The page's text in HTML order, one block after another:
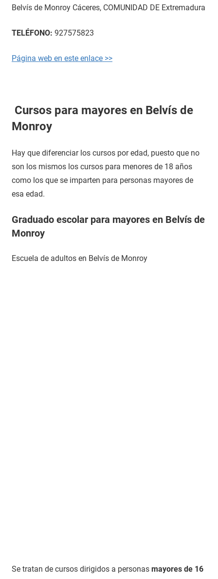
Belvís de Monroy Cáceres, COMUNIDAD DE Extremadura
TELÉFONO: 927575823
Página web en este enlace >>
Cursos para mayores en Belvís de
Monroy
Hay que diferenciar los cursos por edad, puesto que no
son los mismos los cursos para menores de 18 años
como los que se imparten para personas mayores de
esa edad.
Graduado escolar para mayores en Belvís de
Monroy
Escuela de adultos en Belvís de Monroy
Se tratan de cursos dirigidos a personas mayores de 16